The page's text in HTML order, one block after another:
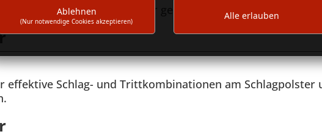
statt sie zu fürchten. Wir geben Verhaltenstipps und
effektive Schlag- und Trittkombinationen am Schlagpolster
Ablehnen
(Nur notwendige Cookies akzeptieren) Alle erlauben